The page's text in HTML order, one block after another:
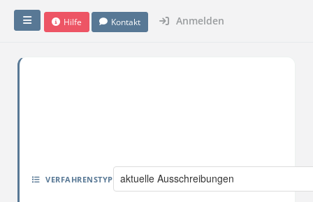
Hilfe Kontakt Anmelden
VERFAHRENSTYP aktuelle Ausschreibungen